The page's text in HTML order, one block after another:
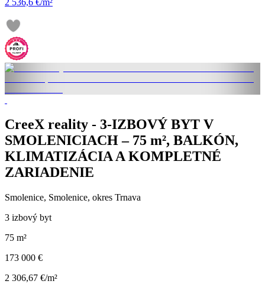
CreeX reality - 3-IZBOVÝ BYT V
SMOLENICIACH – 75 m², BALKÓN,
KLIMATIZÁCIA A KOMPLETNÉ
ZARIADENIE
Smolenice, Smolenice, okres Trnava
3 izbový byt
75 m²
173 000 €
2 306,67 €/m²